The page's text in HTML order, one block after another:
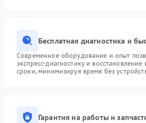
Бесплатная диагностика и
Современное оборудование и опыт
экспресс-диагностику и
сроки, минимизируя время без
Гарантия на работы и